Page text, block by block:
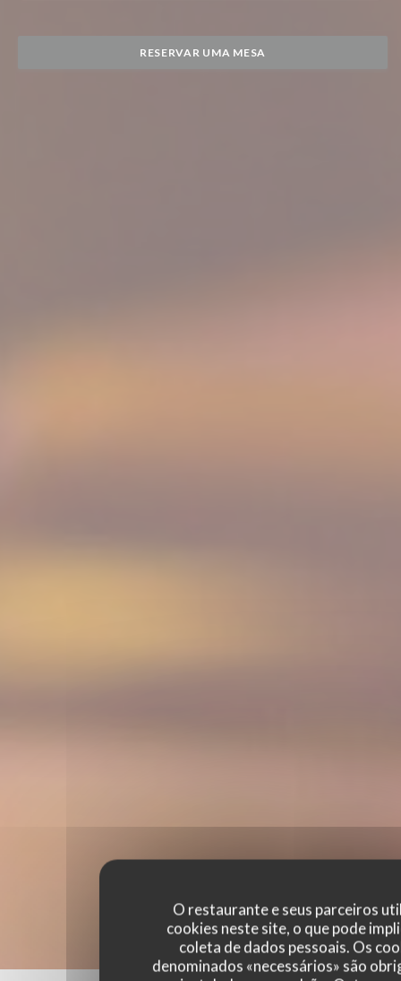
O restaurante e seus parceiros
cookies neste site, o que pode
coleta de dados pessoais. Os
denominados «necessários» são
RESERVAR UMA MESA